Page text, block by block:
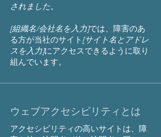
されました。
[組織名/会社名を入力]では、障害のあ
る方が当社のサイト [サイト名とアドレ
スを入力]にアクセスできるように取り
組んでいます。
ウェブアクセシビリティとは
アクセシビリティの高いサイトは、障